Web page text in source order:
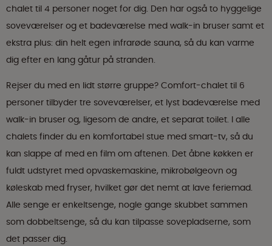
chalet til 4 personer noget for dig. Den har også to hyggelige
soveværelser og et badeværelse med walk-in bruser samt et
ekstra plus: din helt egen infrarøde sauna, så du kan varme
dig efter en lang gåtur på stranden.
Rejser du med en lidt større gruppe? Comfort-chalet til 6
personer tilbyder tre soveværelser, et lyst badeværelse med
walk-in bruser og, ligesom de andre, et separat toilet. I alle
chalets finder du en komfortabel stue med smart-tv, så du
kan slappe af med en film om aftenen. Det åbne køkken er
fuldt udstyret med opvaskemaskine, mikrobølgeovn og
køleskab med fryser, hvilket gør det nemt at lave feriemad.
Alle senge er enkeltsenge, nogle gange skubbet sammen
som dobbeltsenge, så du kan tilpasse sovepladserne, som
det passer dig.